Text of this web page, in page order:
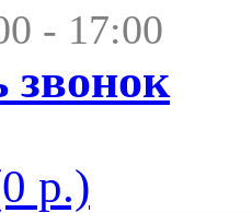
- 17:00
звонок
р.)